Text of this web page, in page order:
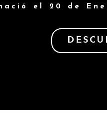
el 20 de